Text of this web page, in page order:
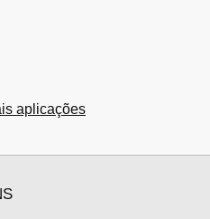
aplicações